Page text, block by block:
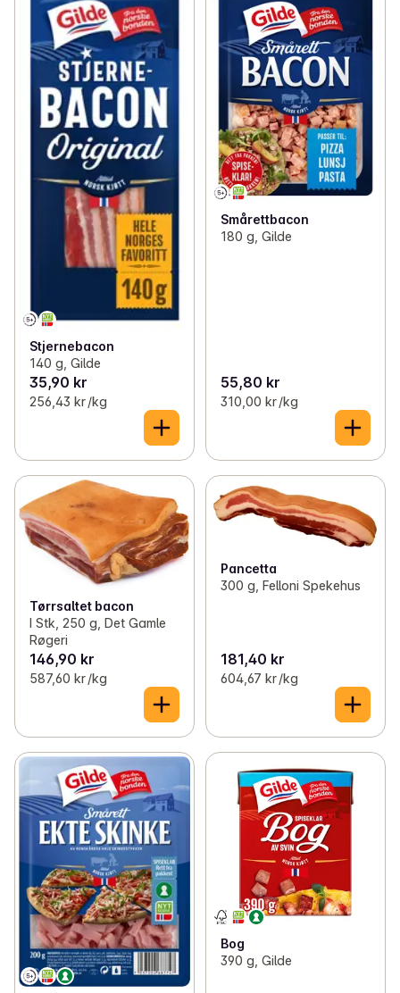
Stjernebacon
140 g, Gilde
35,90 kr
256,43 kr /kg
Smårettbacon
180 g, Gilde
55,80 kr
310,00 kr /kg
Tørrsaltet bacon
I Stk, 250 g, Det Gamle
Røgeri
146,90 kr
587,60 kr /kg
Pancetta
300 g, Felloni Spekehus
181,40 kr
604,67 kr /kg
Bog
390 g, Gilde